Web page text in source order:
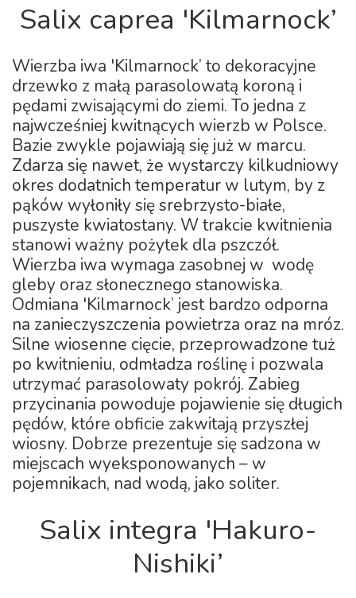
Salix caprea 'Kilmarnock’
Wierzba iwa 'Kilmarnock’ to dekoracyjne
drzewko z małą parasolowatą koroną i
pędami zwisającymi do ziemi. To jedna z
najwcześniej kwitnących wierzb w Polsce.
Bazie zwykle pojawiają się już w marcu.
Zdarza się nawet, że wystarczy kilkudniowy
okres dodatnich temperatur w lutym, by z
pąków wyłoniły się srebrzysto-białe,
puszyste kwiatostany. W trakcie kwitnienia
stanowi ważny pożytek dla pszczół.
Wierzba iwa wymaga zasobnej w wodę
gleby oraz słonecznego stanowiska.
Odmiana 'Kilmarnock’ jest bardzo odporna
na zanieczyszczenia powietrza oraz na mróz.
Silne wiosenne cięcie, przeprowadzone tuż
po kwitnieniu, odmładza roślinę i pozwala
utrzymać parasolowaty pokrój. Zabieg
przycinania powoduje pojawienie się długich
pędów, które obficie zakwitają przyszłej
wiosny. Dobrze prezentuje się sadzona w
miejscach wyeksponowanych – w
pojemnikach, nad wodą, jako soliter.
Salix integra 'Hakuro-
Nishiki’